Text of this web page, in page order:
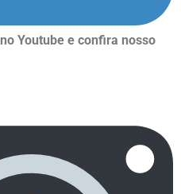
Youtube e confira nosso